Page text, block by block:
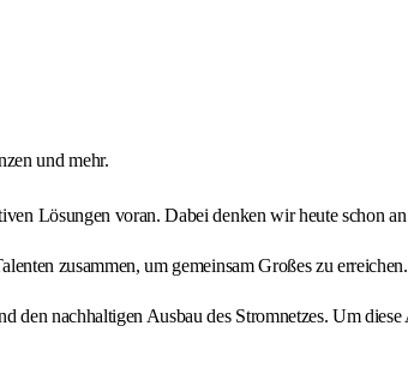
und mehr.
Lösungen voran. Dabei denken wir heute schon
zusammen, um gemeinsam Großes zu
nachhaltigen Ausbau des Stromnetzes. Um